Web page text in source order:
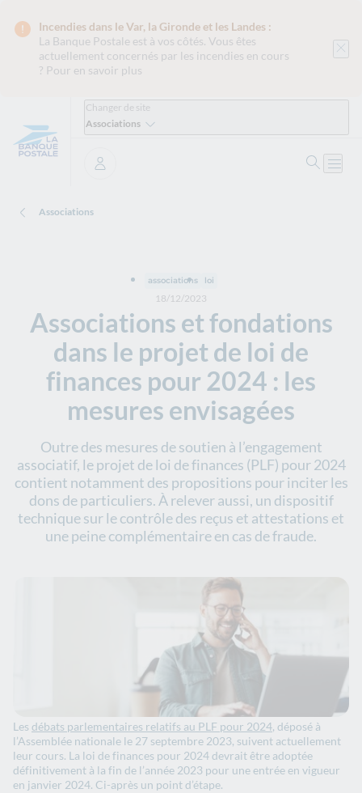
Incendies dans le Var, la Gironde et les Landes :
La Banque Postale est à vos côtés. Vous êtes
actuellement concernés par les incendies en cours
? Pour en savoir plus
Changer de site
Associations
Se connecter
Associations
Associations et fondations
dans le projet de loi de
finances pour 2024 : les
mesures envisagées
18/12/2023
associations loi
Outre des mesures de soutien à l’engagement
associatif, le projet de loi de finances (PLF) pour 2024
contient notamment des propositions pour inciter les
dons de particuliers. À relever aussi, un dispositif
technique sur le contrôle des reçus et attestations et
une peine complémentaire en cas de fraude.
Les débats parlementaires relatifs au PLF pour 2024, déposé à
l’Assemblée nationale le 27 septembre 2023, suivent actuellement
leur cours. La loi de finances pour 2024 devrait être adoptée
définitivement à la fin de l’année 2023 pour une entrée en vigueur
en janvier 2024. Ci-après un point d’étape.